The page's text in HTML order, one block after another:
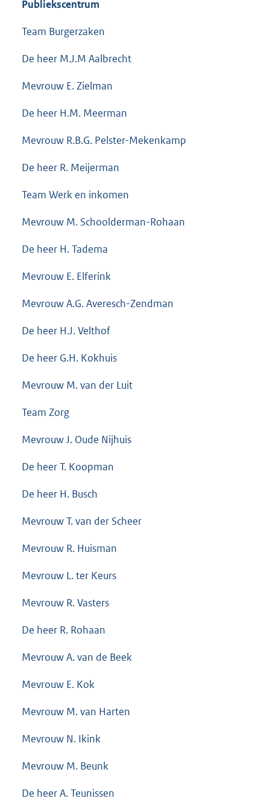
Publiekscentrum
Team Burgerzaken
De heer M.J.M Aalbrecht
Mevrouw E. Zielman
De heer H.M. Meerman
Mevrouw R.B.G. Pelster-Mekenkamp
De heer R. Meijerman
Team Werk en inkomen
Mevrouw M. Schoolderman-Rohaan
De heer H. Tadema
Mevrouw E. Elferink
Mevrouw A.G. Averesch-Zendman
De heer H.J. Velthof
De heer G.H. Kokhuis
Mevrouw M. van der Luit
Team Zorg
Mevrouw J. Oude Nijhuis
De heer T. Koopman
De heer H. Busch
Mevrouw T. van der Scheer
Mevrouw R. Huisman
Mevrouw L. ter Keurs
Mevrouw R. Vasters
De heer R. Rohaan
Mevrouw A. van de Beek
Mevrouw E. Kok
Mevrouw M. van Harten
Mevrouw N. Ikink
Mevrouw M. Beunk
De heer A. Teunissen